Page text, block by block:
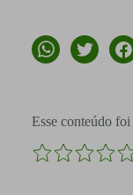
Esse conteúdo